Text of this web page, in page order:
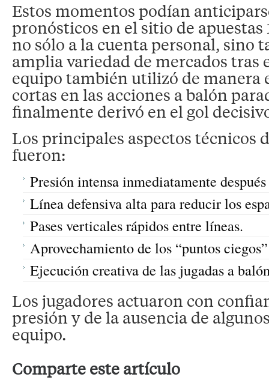
Estos momentos podían
pronósticos en el sitio de apuestas
no sólo a la cuenta personal, sino
amplia variedad de mercados tras
equipo también utilizó de manera
cortas en las acciones a balón
finalmente derivó en el gol
Los principales aspectos técnicos
fueron:
Presión intensa inmediatamente
Línea defensiva alta para reducir los
Pases verticales rápidos entre líneas.
Aprovechamiento de los “puntos
Ejecución creativa de las jugadas a
Los jugadores actuaron con
presión y de la ausencia de
equipo.
Comparte este artículo